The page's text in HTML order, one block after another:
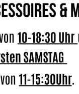
strapazierfähig,sie
flexibel als,Gartenbank-
Beschaffenheit sind
Bezug: 100%
abnehmbarer